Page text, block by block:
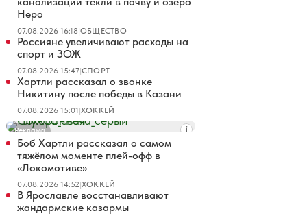
Неро
07.08.2026 16:18|ОБЩЕСТВО
Россияне увеличивают расходы на
спорт и ЗОЖ
07.08.2026 15:47|СПОРТ
Хартли рассказал о звонке
Никитину после победы в Казани
07.08.2026 15:01|ХОККЕЙ
Реклама
Боб Хартли рассказал о самом
тяжёлом моменте плей-офф в
«Локомотиве»
07.08.2026 14:52|ХОККЕЙ
В Ярославле восстанавливают
жандармские казармы